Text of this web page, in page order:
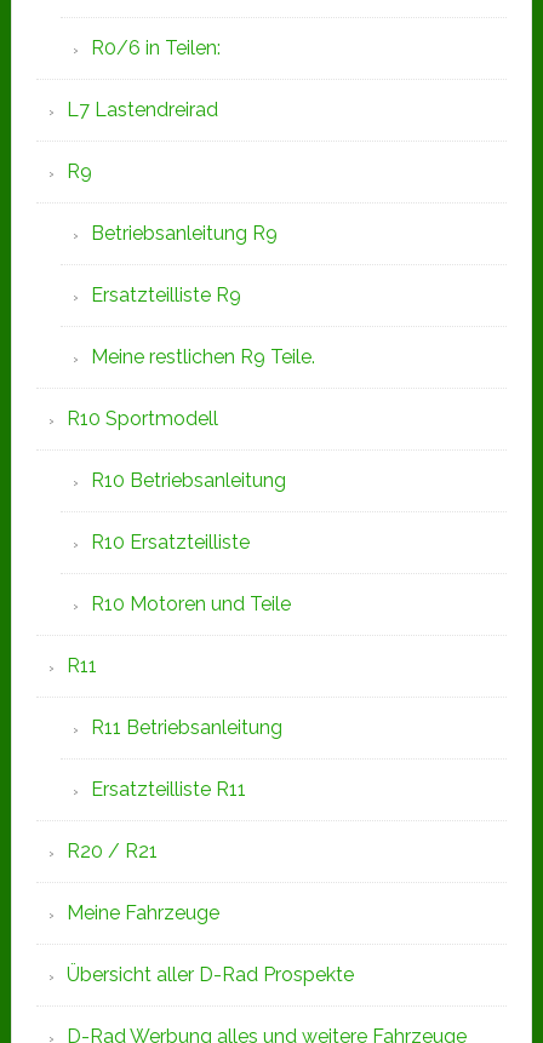
R0/6 in Teilen:
L7 Lastendreirad
R9
Betriebsanleitung R9
Ersatzteilliste R9
Meine restlichen R9 Teile.
R10 Sportmodell
R10 Betriebsanleitung
R10 Ersatzteilliste
R10 Motoren und Teile
R11
R11 Betriebsanleitung
Ersatzteilliste R11
R20 / R21
Meine Fahrzeuge
Übersicht aller D-Rad Prospekte
D-Rad Werbung alles und weitere Fahrzeuge